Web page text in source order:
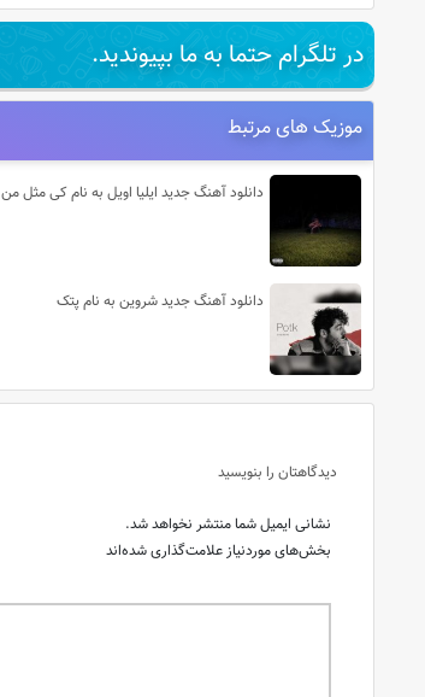
در تلگرام حتما به ما بپیوندید.
موزیک های مرتبط
دانلود آهنگ جدید ایلیا اویل به نام کی مثل من
دانلود آهنگ جدید شروین به نام پتک
دیدگاهتان را بنویسید
نشانی ایمیل شما منتشر نخواهد شد.
بخش‌های موردنیاز علامت‌گذاری شده‌اند